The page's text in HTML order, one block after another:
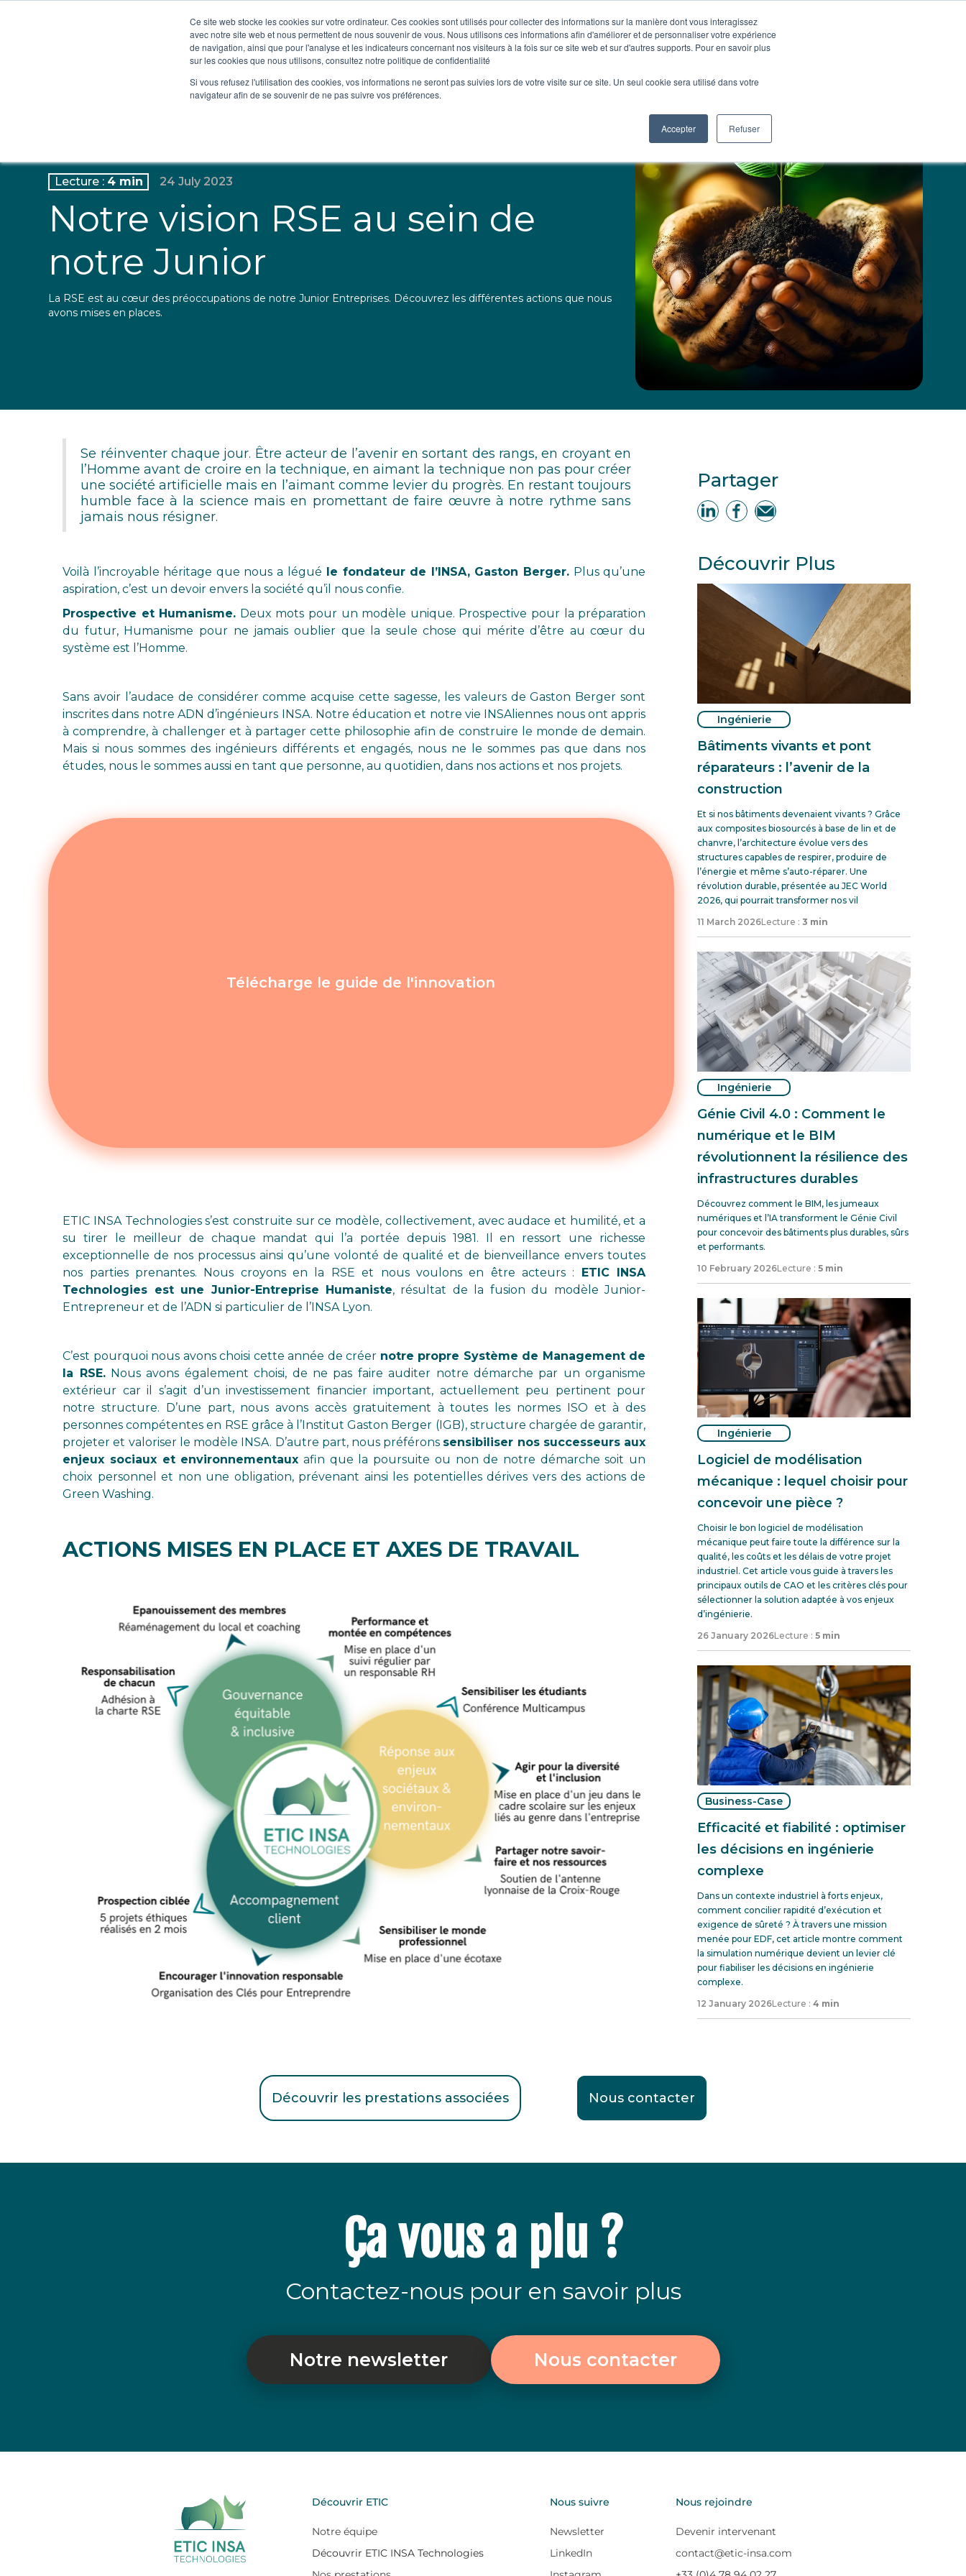
Ce site web stocke les cookies sur votre ordinateur. Ces cookies sont utilisés pour collecter des informations sur la manière dont vous interagissez
avec notre site web et nous permettent de nous souvenir de vous. Nous utilisons ces informations afin d'améliorer et de personnaliser votre expérience
de navigation, ainsi que pour l'analyse et les indicateurs concernant nos visiteurs à la fois sur ce site web et sur d'autres supports. Pour en savoir plus
sur les cookies que nous utilisons, consultez notre politique de confidentialité
Si vous refusez l'utilisation des cookies, vos informations ne seront pas suivies lors de votre visite sur ce site. Un seul cookie sera utilisé dans votre
navigateur afin de se souvenir de ne pas suivre vos préférences.
Accepter Refuser
ETIC INSA Technologies
Qui sommes-
Nos
Actualités
Lecture : 4 min 24 July 2023
Notre vision RSE au sein de
notre Junior
La RSE est au cœur des préoccupations de notre Junior Entreprises. Découvrez les différentes actions que nous
avons mises en places.
Se réinventer chaque jour. Être acteur de l’avenir en sortant des rangs, en croyant en
l’Homme avant de croire en la technique, en aimant la technique non pas pour créer
une société artificielle mais en l’aimant comme levier du progrès. En restant toujours
humble face à la science mais en promettant de faire œuvre à notre rythme sans
jamais nous résigner.
Voilà l’incroyable héritage que nous a légué le fondateur de l’INSA, Gaston Berger. Plus qu’une
aspiration, c’est un devoir envers la société qu’il nous confie.
Prospective et Humanisme. Deux mots pour un modèle unique. Prospective pour la préparation
du futur, Humanisme pour ne jamais oublier que la seule chose qui mérite d’être au cœur du
système est l’Homme.
Sans avoir l’audace de considérer comme acquise cette sagesse, les valeurs de Gaston Berger sont
inscrites dans notre ADN d’ingénieurs INSA. Notre éducation et notre vie INSAliennes nous ont appris
à comprendre, à challenger et à partager cette philosophie afin de construire le monde de demain.
Mais si nous sommes des ingénieurs différents et engagés, nous ne le sommes pas que dans nos
études, nous le sommes aussi en tant que personne, au quotidien, dans nos actions et nos projets.
Télécharge le guide de l'innovation
ETIC INSA Technologies s’est construite sur ce modèle, collectivement, avec audace et humilité, et a
su tirer le meilleur de chaque mandat qui l’a portée depuis 1981. Il en ressort une richesse
exceptionnelle de nos processus ainsi qu’une volonté de qualité et de bienveillance envers toutes
nos parties prenantes. Nous croyons en la RSE et nous voulons en être acteurs :
ETIC INSA
Technologies est une Junior-Entreprise Humaniste, résultat de la fusion du modèle Junior-
Entrepreneur et de l’ADN si particulier de l’INSA Lyon.
C’est pourquoi nous avons choisi cette année de créer notre propre Système de Management de
la RSE.Nous avons également choisi, de ne pas faire auditer notre démarche par un organisme
extérieur car il s’agit d’un investissement financier important, actuellement peu pertinent pour
notre structure. D’une part, nous avons accès gratuitement à toutes les normes ISO et à des
personnes compétentes en RSE grâce à l’Institut Gaston Berger (IGB), structure chargée de garantir,
projeter et valoriser le modèle INSA. D’autre part, nous préférons sensibiliser nos successeurs aux
enjeux sociaux et environnementaux afin que la poursuite ou non de notre démarche soit un
choix personnel et non une obligation, prévenant ainsi les potentielles dérives vers des actions de
Green Washing.
ACTIONS MISES EN PLACE ET AXES DE TRAVAIL
Partager
Découvrir Plus
Ingénierie
Bâtiments vivants et pont
réparateurs : l’avenir de la
construction
Et si nos bâtiments devenaient vivants ? Grâce
aux composites biosourcés à base de lin et de
chanvre, l’architecture évolue vers des
structures capables de respirer, produire de
l’énergie et même s’auto-réparer. Une
révolution durable, présentée au JEC World
2026, qui pourrait transformer nos vil
11 March 2026Lecture : 3 min
Ingénierie
Génie Civil 4.0 : Comment le
numérique et le BIM
révolutionnent la résilience des
infrastructures durables
Découvrez comment le BIM, les jumeaux
numériques et l’IA transforment le Génie Civil
pour concevoir des bâtiments plus durables, sûrs
et performants.
10 February 2026Lecture :5 min
Ingénierie
Logiciel de modélisation
mécanique : lequel choisir pour
concevoir une pièce ?
Choisir le bon logiciel de modélisation
mécanique peut faire toute la différence sur la
qualité, les coûts et les délais de votre projet
industriel. Cet article vous guide à travers les
principaux outils de CAO et les critères clés pour
sélectionner la solution adaptée à vos enjeux
d’ingénierie.
26 January 2026Lecture :5 min
Business-Case
Efficacité et fiabilité : optimiser
les décisions en ingénierie
complexe
Dans un contexte industriel à forts enjeux,
comment concilier rapidité d’exécution et
exigence de sûreté ? À travers une mission
menée pour EDF, cet article montre comment
la simulation numérique devient un levier clé
pour fiabiliser les décisions en ingénierie
complexe.
12 January 2026Lecture :4 min
Découvrir les prestations associées Nous contacter
Ça vous a plu ?
Contactez-nous pour en savoir plus
Notre newsletter Nous contacter
Découvrir ETIC
Notre équipe
Découvrir ETIC INSA Technologies
Nous suivre
Newsletter
LinkedIn
Nous rejoindre
Devenir intervenant
contact@etic-insa.com